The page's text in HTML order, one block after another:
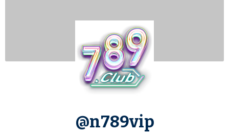
@n789vip